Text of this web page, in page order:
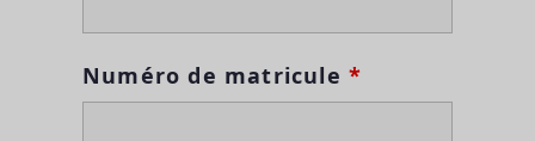
Numéro de matricule *